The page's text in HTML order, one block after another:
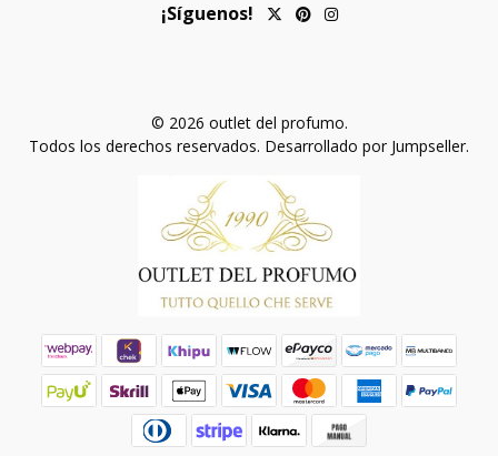
¡Síguenos!
© 2026 outlet del profumo.
Todos los derechos reservados. Desarrollado por Jumpseller.